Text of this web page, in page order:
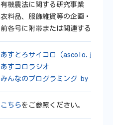
有機農法に関する研究事業
衣料品、服飾雑貨等の企画・製造
前各号に附帯または関連する一切
あすとろサイコロ（ascolo.jp）
あすコロラジオ
みんなのプログラミング by
こちらをご参照ください。